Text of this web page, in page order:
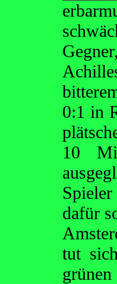
0:1 in
10
dafür
tut
grünen